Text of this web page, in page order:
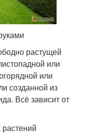
растущей
или
или
созданной из
Всё зависит от